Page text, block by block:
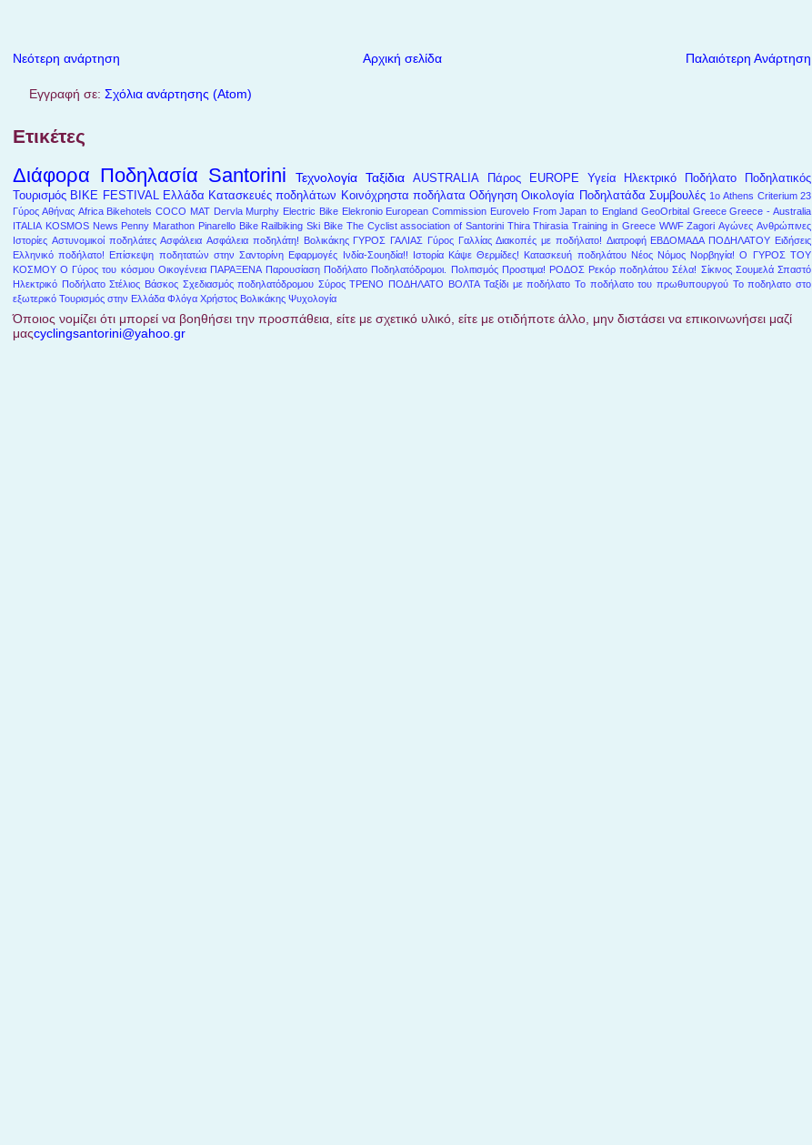
Νεότερη ανάρτηση Παλαιότερη Ανάρτηση
Αρχική σελίδα
Εγγραφή σε: Σχόλια ανάρτησης (Atom)
Ετικέτες
Διάφορα Ποδηλασία Santorini Τεχνολογία Ταξίδια AUSTRALIA Πάρος EUROPE Υγεία Ηλεκτρικό Ποδήλατο
Ποδηλατικός
Τουρισμός BIKE FESTIVAL Ελλάδα Κατασκευές ποδηλάτων Κοινόχρηστα ποδήλατα Οδήγηση Οικολογία Ποδηλατάδα Συμβουλές 1ο Athens Criterium 23
Γύρος Αθήνας Africa Bikehotels COCO MAT Dervla Murphy Electric Bike Elekronio European Commission Eurovelo From Japan to England GeoOrbital Greece Greece - Australia
ITALIA KOSMOS News Penny Marathon Pinarello Bike Railbiking Ski Bike The Cyclist association of Santorini Thira Thirasia Training in Greece WWF Zagori Αγώνες Ανθρώπινες
Ιστορίες Αστυνομικοί ποδηλάτες Ασφάλεια Ασφάλεια ποδηλάτη! Βολικάκης ΓΥΡΟΣ ΓΑΛΙΑΣ Γύρος Γαλλίας Διακοπές με ποδήλατο! Διατροφή ΕΒΔΟΜΑΔΑ ΠΟΔΗΛΑΤΟΥ Ειδήσεις
Ελληνικό ποδήλατο! Επίσκεψη ποδητατών στην Σαντορίνη Εφαρμογές Ινδία-Σουηδία!! Ιστορία Κάψε Θερμίδες! Κατασκευή ποδηλάτου Νέος Νόμος Νορβηγία! Ο ΓΥΡΟΣ ΤΟΥ
ΚΟΣΜΟΥ Ο Γύρος του κόσμου Οικογένεια ΠΑΡΑΞΕΝΑ Παρουσίαση Ποδήλατο Ποδηλατόδρομοι. Πολιτισμός Προστιμα! ΡΟΔΟΣ Ρεκόρ ποδηλάτου Σέλα! Σίκινος Σουμελά Σπαστό
Ηλεκτρικό Ποδήλατο Στέλιος Βάσκος Σχεδιασμός ποδηλατόδρομου Σύρος ΤΡΕΝΟ ΠΟΔΗΛΑΤΟ ΒΟΛΤΑ Ταξίδι με ποδήλατο Το ποδήλατο του πρωθυπουργού Το ποδηλατο στο
εξωτερικό Τουρισμός στην Ελλάδα Φλόγα Χρήστος Βολικάκης Ψυχολογία
Όποιος νομίζει ότι μπορεί να βοηθήσει την προσπάθεια, είτε με σχετικό υλικό, είτε με οτιδήποτε άλλο, μην διστάσει να επικοινωνήσει μαζί
μαςcyclingsantorini@yahoo.gr